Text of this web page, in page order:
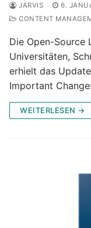
JARVIS
6.
CONTENT
Die Open-Source
Universitäten,
erhielt das Update
Important
WEITERLESEN →